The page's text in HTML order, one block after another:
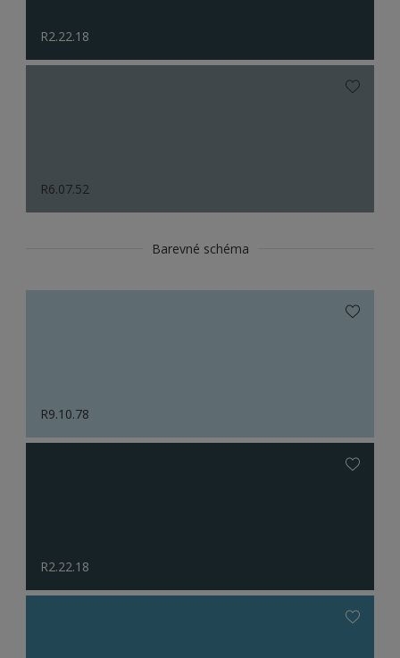
R2.22.18
R6.07.52
Barevné schéma
R9.10.78
R2.22.18